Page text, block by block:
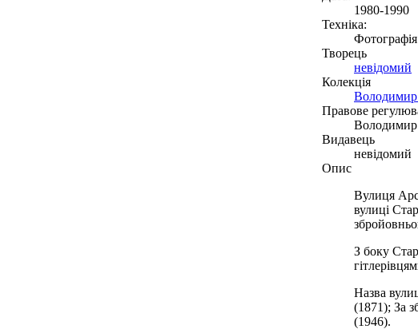
1980-1990
Техніка:
Творець
невідомий
Колекція
Правове
Видавець
невідомий
Опис
Вулиця
вулиці
З боку
Назва
(1871); За
(1946).